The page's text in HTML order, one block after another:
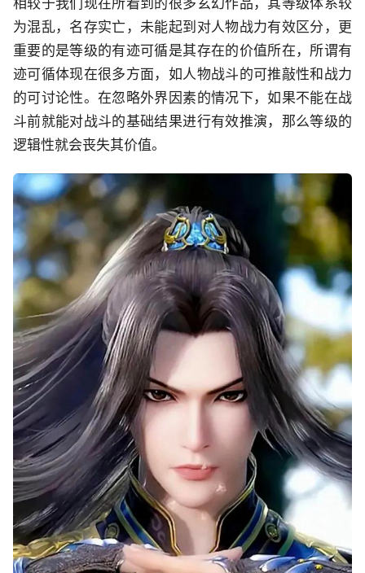
相较于我们现在所看到的很多玄幻作品，其等级体系较
为混乱，名存实亡，未能起到对人物战力有效区分，更
重要的是等级的有迹可循是其存在的价值所在，所谓有
迹可循体现在很多方面，如人物战斗的可推敲性和战力
的可讨论性。在忽略外界因素的情况下，如果不能在战
斗前就能对战斗的基础结果进行有效推演，那么等级的
逻辑性就会丧失其价值。